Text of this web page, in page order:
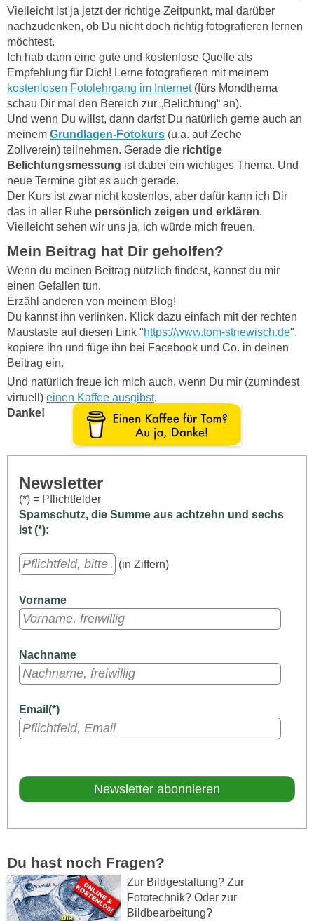
Vielleicht ist ja jetzt der richtige Zeitpunkt, mal darüber
nachzudenken, ob Du nicht doch richtig fotografieren lernen
möchtest.
Ich hab dann eine gute und kostenlose Quelle als
Empfehlung für Dich! Lerne fotografieren mit meinem
kostenlosen Fotolehrgang im Internet(fürs Mondthema
schau Dir mal den Bereich zur „Belichtung“ an).
Und wenn Du willst, dann darfst Du natürlich gerne auch an
meinem Grundlagen-Fotokurs (u.a. auf Zeche
Zollverein) teilnehmen. Gerade die richtige
Belichtungsmessung ist dabei ein wichtiges Thema. Und
neue Termine gibt es auch gerade.
Der Kurs ist zwar nicht kostenlos, aber dafür kann ich Dir
das in aller Ruhe persönlich zeigen und erklären.
Vielleicht sehen wir uns ja, ich würde mich freuen.
Mein Beitrag hat Dir geholfen?
Wenn du meinen Beitrag nützlich findest, kannst du mir
einen Gefallen tun.
Erzähl anderen von meinem Blog!
Du kannst ihn verlinken. Klick dazu einfach mit der rechten
Maustaste auf diesen Link "https://www.tom-striewisch.de",
kopiere ihn und füge ihn bei Facebook und Co. in deinen
Beitrag ein.
Und natürlich freue ich mich auch, wenn Du mir (zumindest
virtuell) einen Kaffee ausgibst.
Danke!
Newsletter
(*) = Pflichtfelder
Spamschutz, die Summe aus achtzehn und sechs
ist (*):
(in Ziffern)
Vorname
Nachname
Email(*)
Du hast noch Fragen?
Zur Bildgestaltung? Zur
Fototechnik? Oder zur
Bildbearbeitung?